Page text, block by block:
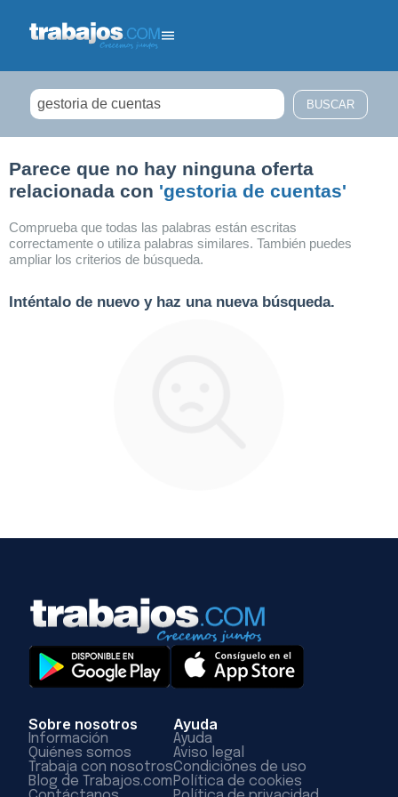
Parece que no hay ninguna oferta
relacionada con 'gestoria de cuentas'
Comprueba que todas las palabras están escritas
correctamente o utiliza palabras similares. También puedes
ampliar los criterios de búsqueda.
Inténtalo de nuevo y haz una nueva búsqueda.
Sobre nosotros
Información
Quiénes somos
Trabaja con nosotros
Blog de Trabajos.com
Ayuda
Ayuda
Aviso legal
Condiciones de uso
Política de cookies